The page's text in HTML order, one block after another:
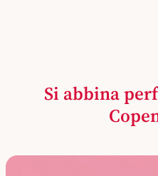
Si abbina